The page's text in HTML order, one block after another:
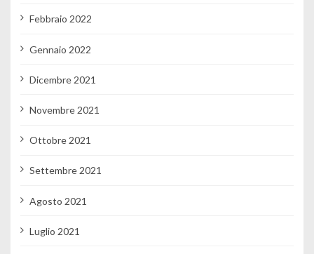
Febbraio 2022
Gennaio 2022
Dicembre 2021
Novembre 2021
Ottobre 2021
Settembre 2021
Agosto 2021
Luglio 2021